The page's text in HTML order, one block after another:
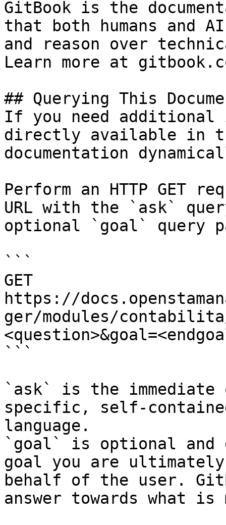
GitBook is the
that both humans and
and reason over
Learn more at
## Querying This
If you need
directly available in
documentation
Perform an HTTP GET
URL with the `ask`
optional `goal` query
```
GET
https://
ger/modules/
```
`ask` is the
specific, self-
language.
`goal` is optional and
goal you are
behalf of the user.
answer towards what